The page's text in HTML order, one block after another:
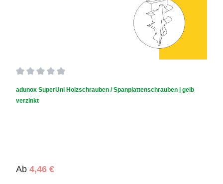
adunox SuperUni Holzschrauben / Spanplattenschrauben | gelb
verzinkt
Regulärer Preis:
Ab 4,46 €